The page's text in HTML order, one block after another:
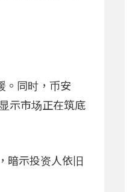
。同时，币安
示市场正在筑底
暗示投资人依旧